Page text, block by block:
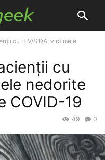
cu HIV/SIDA, victimele
cu
nedorite
COVID-19
0
49